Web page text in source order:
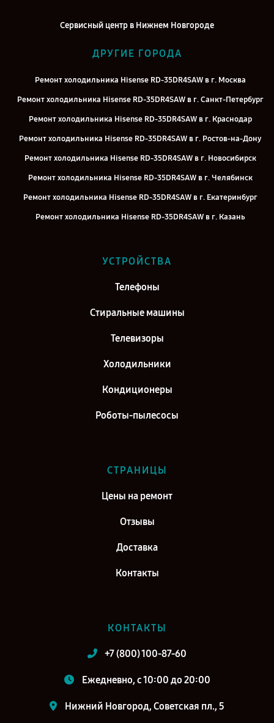
Сервисный центр в Нижнем Новгороде
ДРУГИЕ ГОРОДА
Ремонт холодильника Hisense RD-35DR4SAW в г. Москва
Ремонт холодильника Hisense RD-35DR4SAW в г. Санкт-Петербург
Ремонт холодильника Hisense RD-35DR4SAW в г. Краснодар
Ремонт холодильника Hisense RD-35DR4SAW в г. Ростов-на-Дону
Ремонт холодильника Hisense RD-35DR4SAW в г. Новосибирск
Ремонт холодильника Hisense RD-35DR4SAW в г. Челябинск
Ремонт холодильника Hisense RD-35DR4SAW в г. Екатеринбург
Ремонт холодильника Hisense RD-35DR4SAW в г. Казань
Ремонт холодильника Hisense RD-35DR4SAW в г. Саратов
Ремонт холодильника Hisense RD-35DR4SAW в г. Киров
УСТРОЙСТВА
Телефоны
Стиральные машины
Телевизоры
Холодильники
Кондиционеры
Роботы-пылесосы
СТРАНИЦЫ
Цены на ремонт
Отзывы
Доставка
Контакты
КОНТАКТЫ
+7 (800) 100-87-60
Ежедневно, с 10:00 до 20:00
Нижний Новгород, Советская пл., 5